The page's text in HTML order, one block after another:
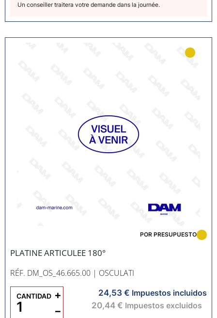
Un conseiller traitera votre demande dans la journée.
PLATINE ARTICULEE 180°
RÉF. DM_OS_46.665.00 | OSCULATI
POR PRESUPUESTO
24,53 € Impuestos incluidos
20,44 € Impuestos excluidos
CANTIDAD
−
+